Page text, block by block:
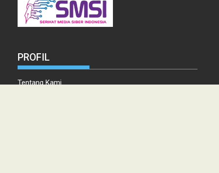
PROFIL
Tentang Kami